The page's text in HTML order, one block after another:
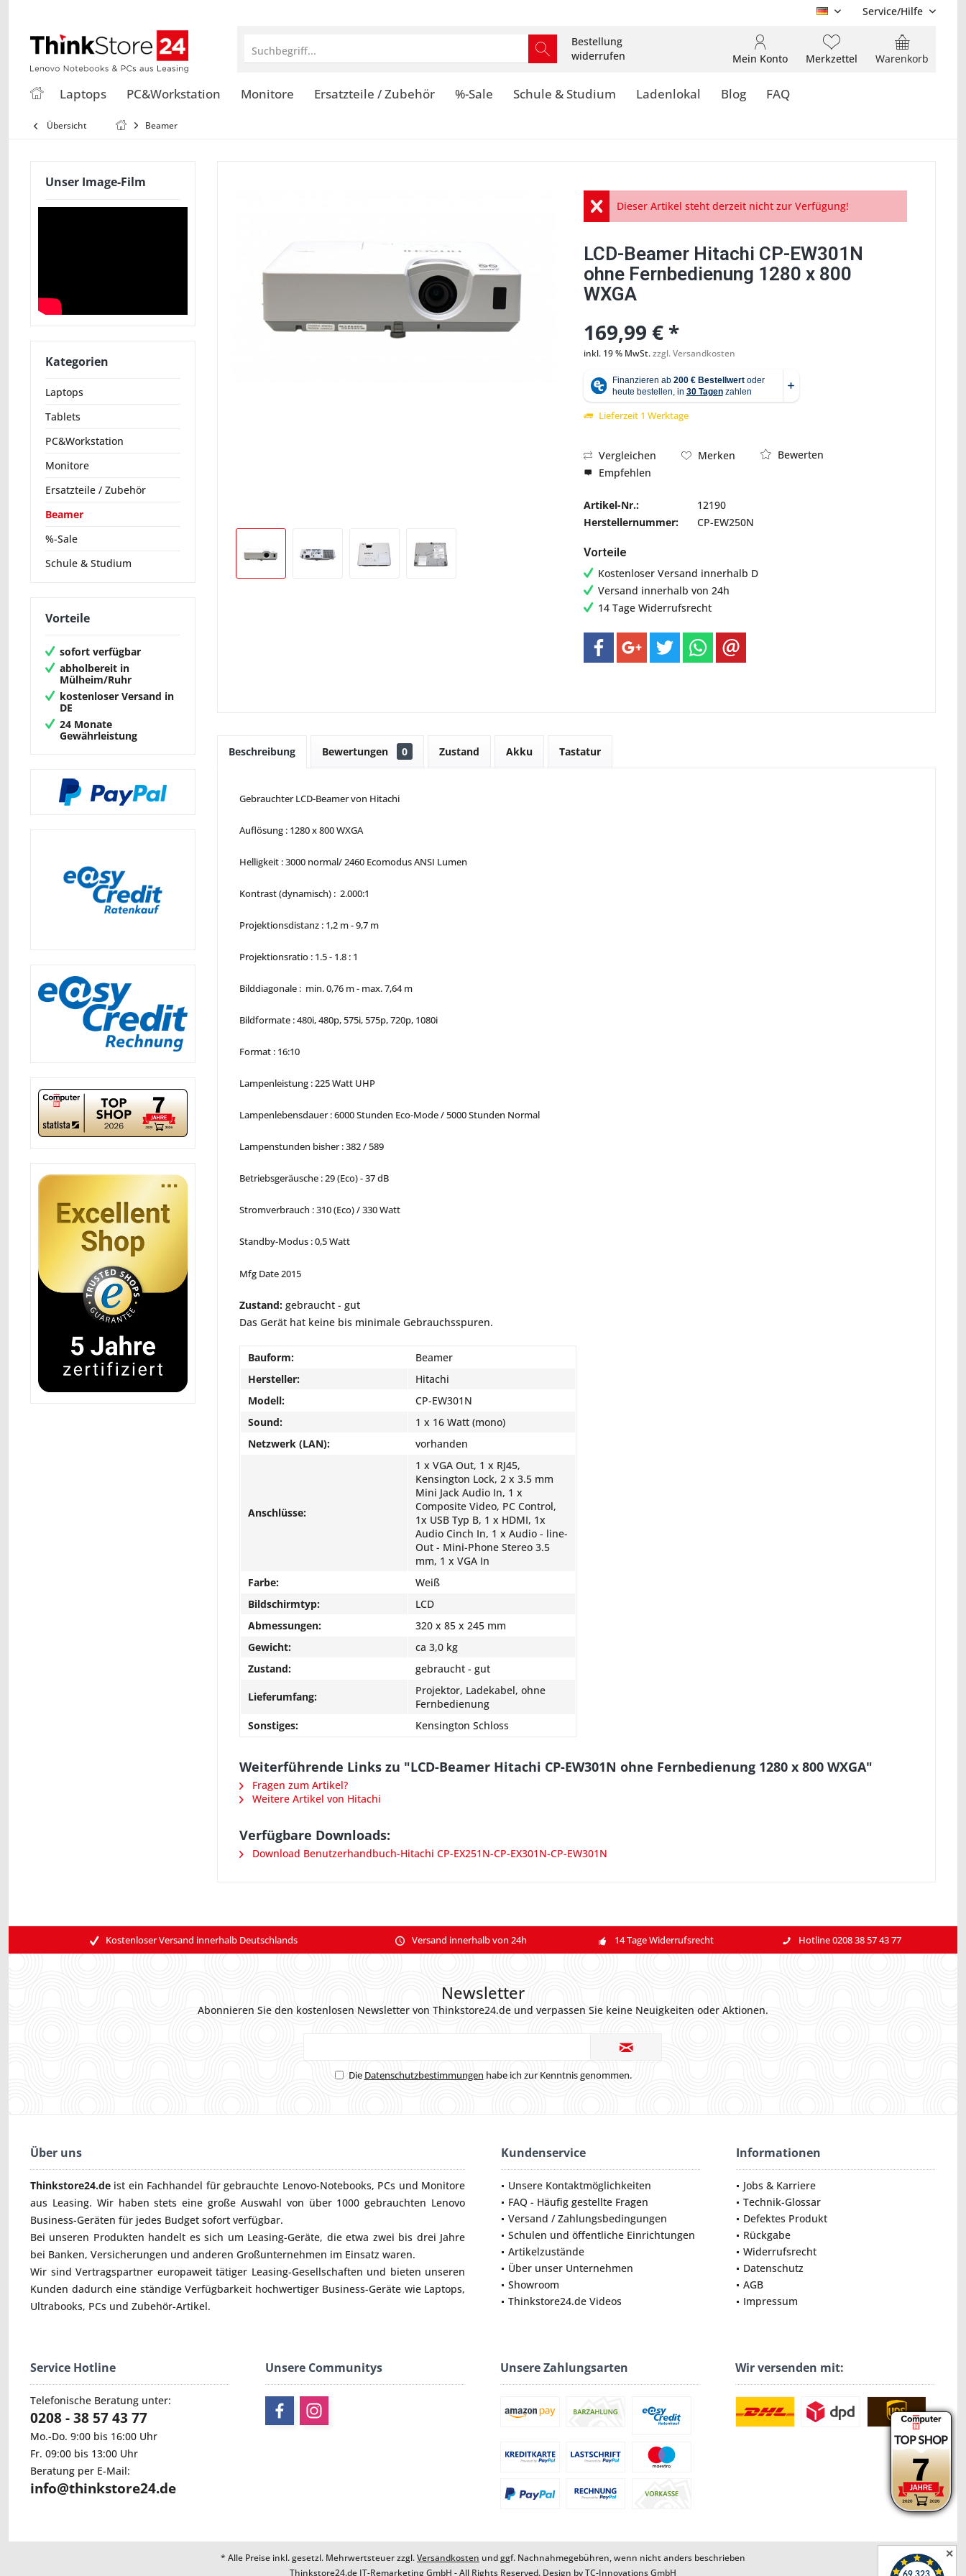
DE Service/Hilfe
Suchbegriff...
Bestellung
widerrufen
Warenkorb
Merkzettel
Mein Konto
Laptops PC&Workstation Monitore Ersatzteile / Zubehör %-Sale Schule & Studium Ladenlokal Blog FAQ
Übersicht Beamer
Unser Image-Film
Kategorien
Laptops
Tablets
PC&Workstation
Monitore
Ersatzteile / Zubehör
Beamer
%-Sale
Schule & Studium
Vorteile
sofort verfügbar
abholbereit in
Mülheim/Ruhr
kostenloser Versand in
DE
24 Monate
Gewährleistung
Abbildung ähnlich
Dieser Artikel steht derzeit nicht zur Verfügung!
LCD-Beamer Hitachi CP-EW301N
ohne Fernbedienung 1280 x 800
WXGA
169,99 € *
inkl. 19 % MwSt.zzgl. Versandkosten
Lieferzeit 1 Werktage
Vergleichen Merken
Bewerten
Empfehlen
Artikel-Nr.:
12190
Herstellernummer:
CP-EW250N
Vorteile
Kostenloser Versand innerhalb D
Versand innerhalb von 24h
14 Tage Widerrufsrecht
Beschreibung Bewertungen 0 Zustand Akku Tastatur
Gebrauchter LCD-Beamer von Hitachi
Auflösung : 1280 x 800 WXGA
Helligkeit : 3000 normal/ 2460 Ecomodus ANSI Lumen
Kontrast (dynamisch) : 2.000:1
Projektionsdistanz : 1,2 m - 9,7 m
Projektionsratio : 1.5 - 1.8 : 1
Bilddiagonale : min. 0,76 m - max. 7,64 m
Bildformate : 480i, 480p, 575i, 575p, 720p, 1080i
Format : 16:10
Lampenleistung : 225 Watt UHP
Lampenlebensdauer : 6000 Stunden Eco-Mode / 5000 Stunden Normal
Lampenstunden bisher : 382 / 589
Betriebsgeräusche : 29 (Eco) - 37 dB
Stromverbrauch : 310 (Eco) / 330 Watt
Standby-Modus : 0,5 Watt
Mfg Date 2015
Zustand: gebraucht - gut
Das Gerät hat keine bis minimale Gebrauchsspuren.
Bauform:
Beamer
Hersteller:
Hitachi
Modell:
CP-EW301N
Sound:
1 x 16 Watt (mono)
Netzwerk (LAN):
vorhanden
Anschlüsse:
1 x VGA Out, 1 x RJ45,
Kensington Lock, 2 x 3.5 mm
Mini Jack Audio In, 1 x
Composite Video, PC Control,
1x USB Typ B, 1 x HDMI, 1x
Audio Cinch In, 1 x Audio - line-
Out - Mini-Phone Stereo 3.5
mm, 1 x VGA In
Farbe:
Weiß
Bildschirmtyp:
LCD
Abmessungen:
320 x 85 x 245 mm
Gewicht:
ca 3,0 kg
Zustand:
gebraucht - gut
Lieferumfang:
Projektor, Ladekabel, ohne
Fernbedienung
Sonstiges:
Kensington Schloss
Weiterführende Links zu "LCD-Beamer Hitachi CP-EW301N ohne Fernbedienung 1280 x 800 WXGA"
Fragen zum Artikel?
Weitere Artikel von Hitachi
Verfügbare Downloads:
Download Benutzerhandbuch-Hitachi CP-EX251N-CP-EX301N-CP-EW301N
Kostenloser Versand innerhalb Deutschlands Versand innerhalb von 24h 14 Tage Widerrufsrecht Hotline 0208 38 57 43 77
Newsletter
Abonnieren Sie den kostenlosen Newsletter von Thinkstore24.de und verpassen Sie keine Neuigkeiten oder Aktionen.
Die Datenschutzbestimmungen habe ich zur Kenntnis genommen.
Über uns
Thinkstore24.de ist ein Fachhandel für gebrauchte Lenovo-Notebooks, PCs und Monitore
aus Leasing. Wir haben stets eine große Auswahl von über 1000 gebrauchten Lenovo
Business-Geräten für jedes Budget sofort verfügbar.
Bei unseren Produkten handelt es sich um Leasing-Geräte, die etwa zwei bis drei Jahre
bei Banken, Versicherungen und anderen Großunternehmen im Einsatz waren.
Wir sind Vertragspartner europaweit tätiger Leasing-Gesellschaften und bieten unseren
Kunden dadurch eine ständige Verfügbarkeit hochwertiger Business-Geräte wie Laptops,
Ultrabooks, PCs und Zubehör-Artikel.
Kundenservice
Unsere Kontaktmöglichkeiten
FAQ - Häufig gestellte Fragen
Versand / Zahlungsbedingungen
Schulen und öffentliche Einrichtungen
Artikelzustände
Über unser Unternehmen
Showroom
Thinkstore24.de Videos
Informationen
Jobs & Karriere
Technik-Glossar
Defektes Produkt
Rückgabe
Widerrufsrecht
Datenschutz
AGB
Impressum
Service Hotline
Telefonische Beratung unter:
0208 - 38 57 43 77
Mo.-Do. 9:00 bis 16:00 Uhr
Fr. 09:00 bis 13:00 Uhr
Beratung per E-Mail:
info@thinkstore24.de
Unsere Communitys Unsere Zahlungsarten Wir versenden mit:
* Alle Preise inkl. gesetzl. Mehrwertsteuer zzgl.Versandkosten und ggf. Nachnahmegebühren, wenn nicht anders beschrieben
Thinkstore24.de IT-Remarketing GmbH - All Rights Reserved. Design byTC-Innovations GmbH
✕